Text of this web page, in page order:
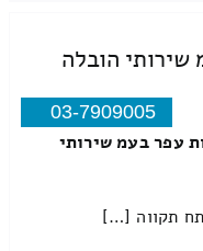
הובלה
03-7909005
עפר בעמ שירותי
תקווה […]